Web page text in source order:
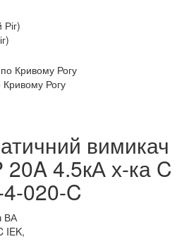
Кривому Рогу
вимикач
4.5кА х-ка C
020-C